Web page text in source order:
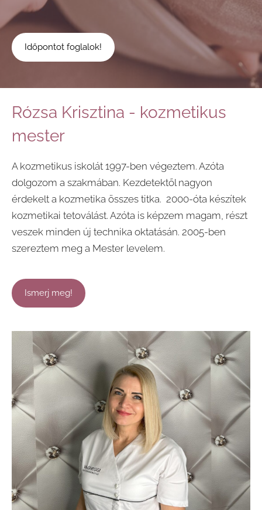
​Időpontot foglalok!​
Rózsa Krisztina - kozmetikus
mester
A kozmetikus iskolát 1997-ben végeztem. Azóta
dolgozom a szakmában. Kezdetektől nagyon
érdekelt a kozmetika összes titka. 2000-óta készítek
kozmetikai tetoválást. Azóta is képzem magam, részt
veszek minden új technika oktatásán. 2005-ben
szereztem meg a Mester levelem.
​Ismerj meg!​